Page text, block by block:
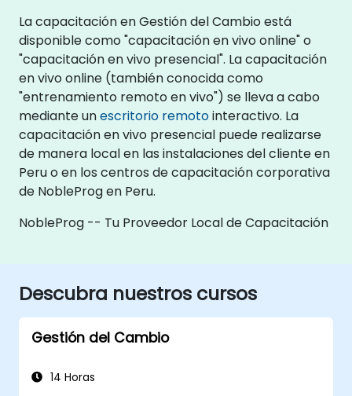
La capacitación en Gestión del Cambio está
disponible como "capacitación en vivo online" o
"capacitación en vivo presencial". La capacitación
en vivo online (también conocida como
"entrenamiento remoto en vivo") se lleva a cabo
mediante unescritorio remotointeractivo. La
capacitación en vivo presencial puede realizarse
de manera local en las instalaciones del cliente en
Peru o en los centros de capacitación corporativa
de NobleProg en Peru.
NobleProg -- Tu Proveedor Local de Capacitación
Descubra nuestros cursos
Gestión del Cambio
14 Horas